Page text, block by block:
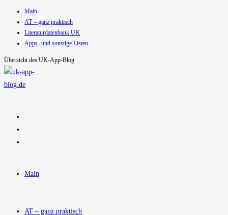
Inhalt
springen
Main
AT – ganz praktisch
Literaturdatenbank UK
Apps- und sonstige Listen
Übersicht des UK-App-Blog
Main
AT – ganz praktisch